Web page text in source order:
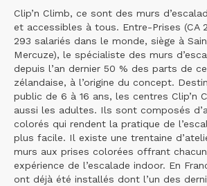
Clip’n Climb, ce sont des murs
et accessibles à tous. Entre-Prises (CA
293 salariés dans le monde, siège à
Mercuze), le spécialiste des murs
depuis l’an dernier 50 % des parts de
zélandaise, à l’origine du concept.
public de 6 à 16 ans, les centres Clip’n
aussi les adultes. Ils sont composés
colorés qui rendent la pratique de
plus facile. Il existe une trentaine
murs aux prises colorées offrant
expérience de l’escalade indoor. En
ont déjà été installés dont l’un des